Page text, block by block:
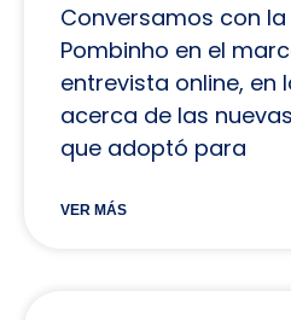
Conversamos con la
Pombinho en el
entrevista online, en
acerca de las
que adoptó para
VER MÁS